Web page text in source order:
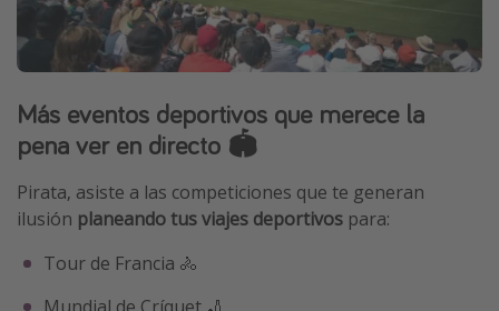
Más eventos deportivos que merece la
pena ver en directo 🏟️
Pirata, asiste a las competiciones que te generan
ilusión planeando tus viajes deportivos para:
Tour de Francia 🚴